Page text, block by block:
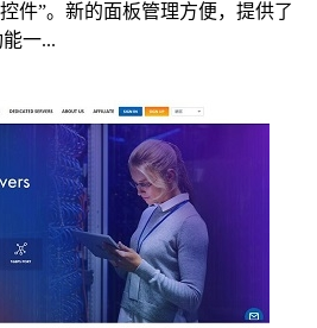
件”。新的面板管理方便，提供了
一...